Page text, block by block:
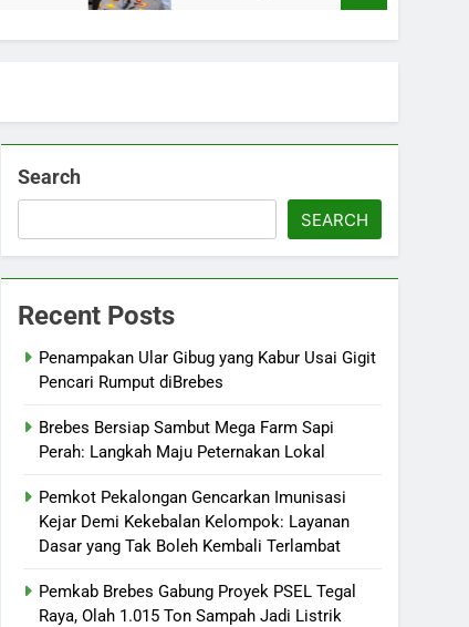
Search
SEARCH
Recent Posts
Penampakan Ular Gibug yang Kabur Usai Gigit
Pencari Rumput diBrebes
Brebes Bersiap Sambut Mega Farm Sapi
Perah: Langkah Maju Peternakan Lokal
Pemkot Pekalongan Gencarkan Imunisasi
Kejar Demi Kekebalan Kelompok: Layanan
Dasar yang Tak Boleh Kembali Terlambat
Pemkab Brebes Gabung Proyek PSEL Tegal
Raya, Olah 1.015 Ton Sampah Jadi Listrik